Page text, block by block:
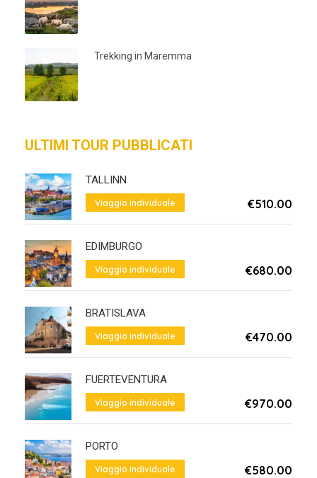
Trekking in Maremma
ULTIMI TOUR PUBBLICATI
TALLINN
Viaggio individuale €510.00
EDIMBURGO
Viaggio individuale €680.00
BRATISLAVA
Viaggio individuale €470.00
FUERTEVENTURA
Viaggio individuale €970.00
PORTO
Viaggio individuale €580.00